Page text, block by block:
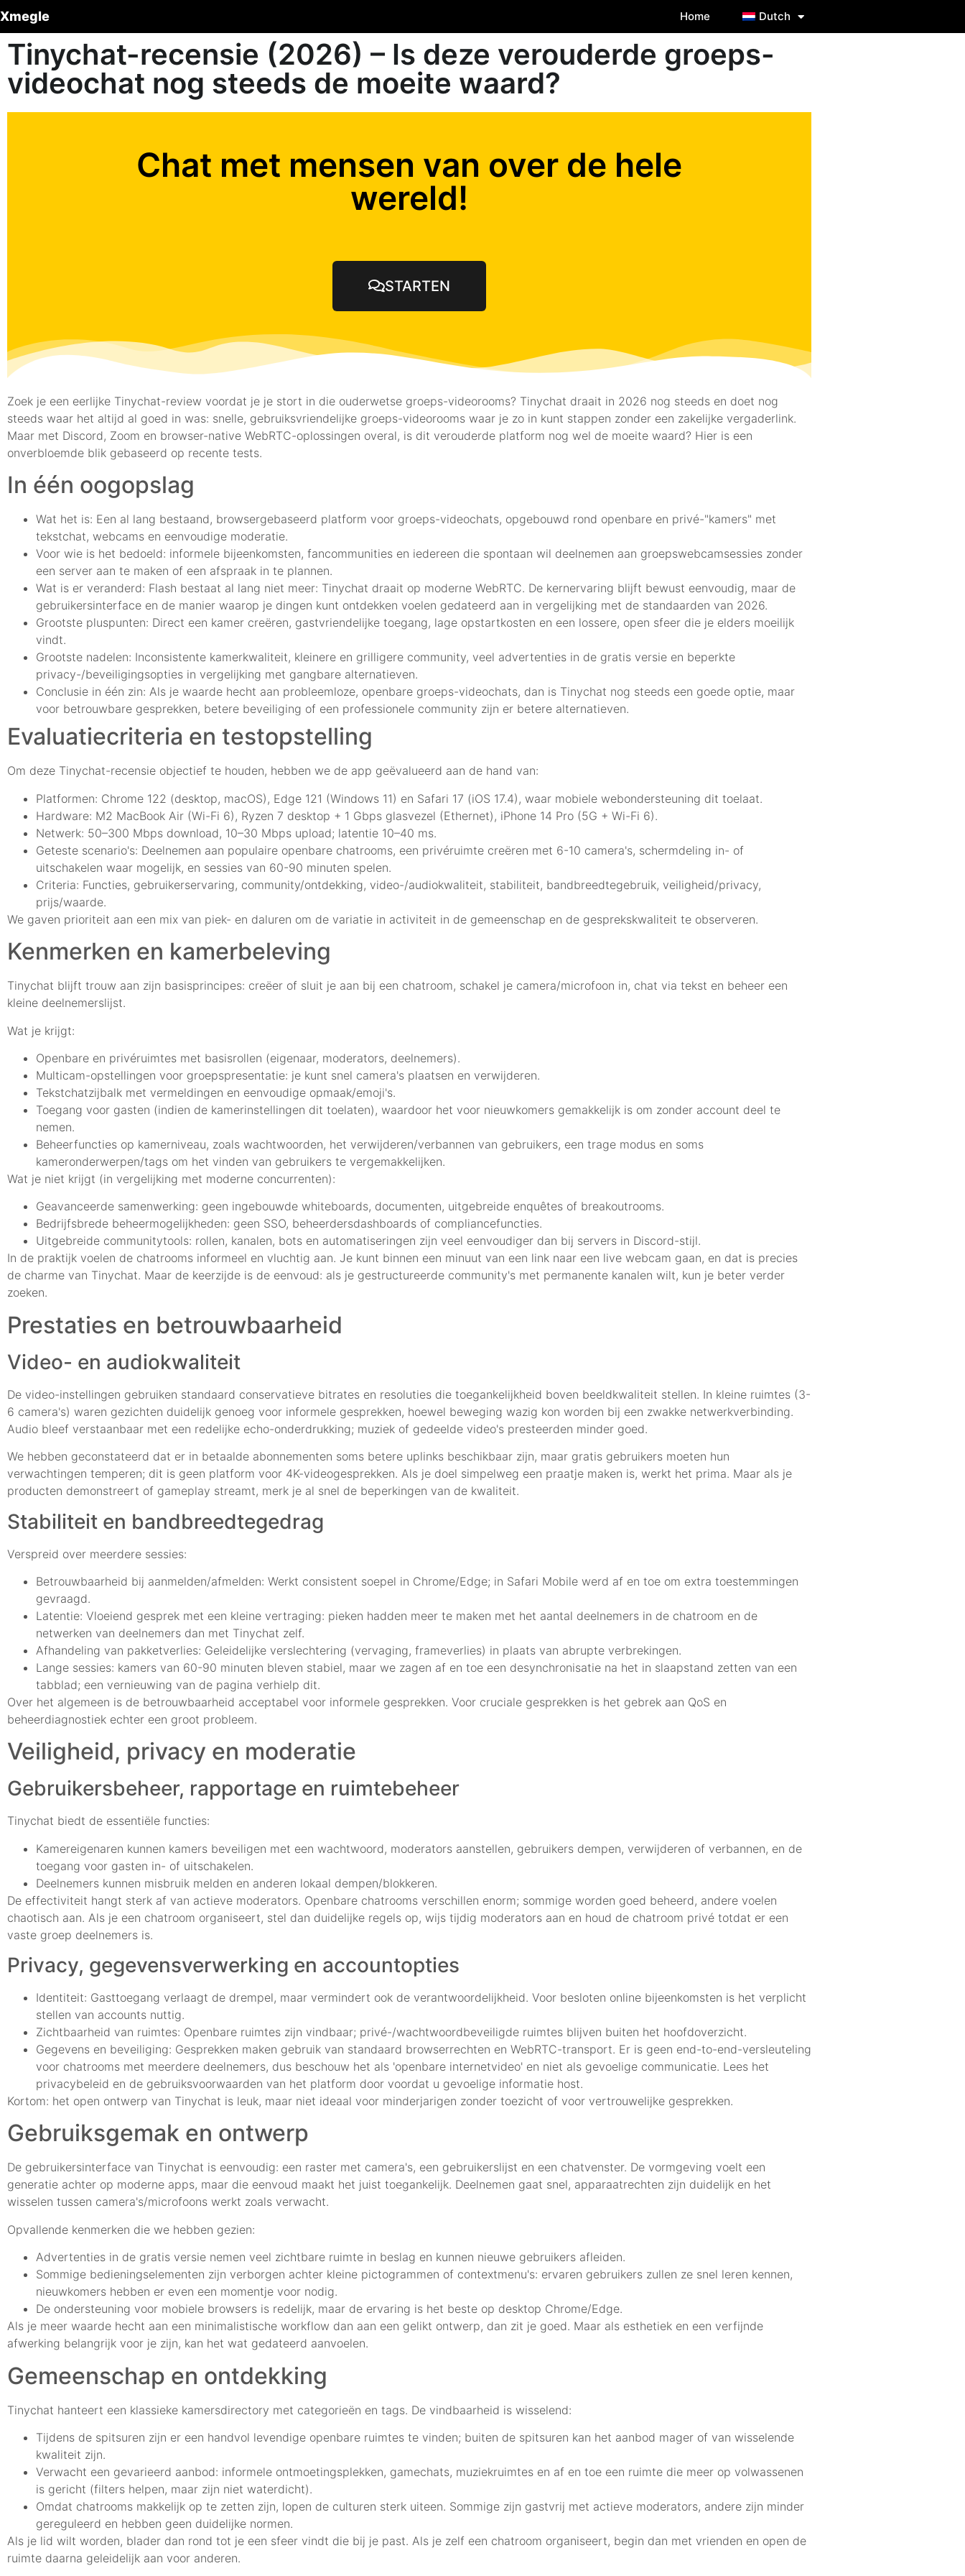
Xmegle Home Dutch
Tinychat-recensie (2026) – Is deze verouderde groeps-
videochat nog steeds de moeite waard?
Chat met mensen van over de hele
wereld!
STARTEN
Zoek je een eerlijke Tinychat-review voordat je je stort in die ouderwetse groeps-videorooms? Tinychat draait in 2026 nog steeds en doet nog
steeds waar het altijd al goed in was: snelle, gebruiksvriendelijke groeps-videorooms waar je zo in kunt stappen zonder een zakelijke vergaderlink.
Maar met Discord, Zoom en browser-native WebRTC-oplossingen overal, is dit verouderde platform nog wel de moeite waard? Hier is een
onverbloemde blik gebaseerd op recente tests.
In één oogopslag
Wat het is: Een al lang bestaand, browsergebaseerd platform voor groeps-videochats, opgebouwd rond openbare en privé-"kamers" met
tekstchat, webcams en eenvoudige moderatie.
Voor wie is het bedoeld: informele bijeenkomsten, fancommunities en iedereen die spontaan wil deelnemen aan groepswebcamsessies zonder
een server aan te maken of een afspraak in te plannen.
Wat is er veranderd: Flash bestaat al lang niet meer: Tinychat draait op moderne WebRTC. De kernervaring blijft bewust eenvoudig, maar de
gebruikersinterface en de manier waarop je dingen kunt ontdekken voelen gedateerd aan in vergelijking met de standaarden van 2026.
Grootste pluspunten: Direct een kamer creëren, gastvriendelijke toegang, lage opstartkosten en een lossere, open sfeer die je elders moeilijk
vindt.
Grootste nadelen: Inconsistente kamerkwaliteit, kleinere en grilligere community, veel advertenties in de gratis versie en beperkte
privacy-/beveiligingsopties in vergelijking met gangbare alternatieven.
Conclusie in één zin: Als je waarde hecht aan probleemloze, openbare groeps-videochats, dan is Tinychat nog steeds een goede optie, maar
voor betrouwbare gesprekken, betere beveiliging of een professionele community zijn er betere alternatieven.
Evaluatiecriteria en testopstelling
Om deze Tinychat-recensie objectief te houden, hebben we de app geëvalueerd aan de hand van:
Platformen: Chrome 122 (desktop, macOS), Edge 121 (Windows 11) en Safari 17 (iOS 17.4), waar mobiele webondersteuning dit toelaat.
Hardware: M2 MacBook Air (Wi-Fi 6), Ryzen 7 desktop + 1 Gbps glasvezel (Ethernet), iPhone 14 Pro (5G + Wi-Fi 6).
Netwerk: 50–300 Mbps download, 10–30 Mbps upload; latentie 10–40 ms.
Geteste scenario's: Deelnemen aan populaire openbare chatrooms, een privéruimte creëren met 6-10 camera's, schermdeling in- of
uitschakelen waar mogelijk, en sessies van 60-90 minuten spelen.
Criteria: Functies, gebruikerservaring, community/ontdekking, video-/audiokwaliteit, stabiliteit, bandbreedtegebruik, veiligheid/privacy,
prijs/waarde.
We gaven prioriteit aan een mix van piek- en daluren om de variatie in activiteit in de gemeenschap en de gesprekskwaliteit te observeren.
Kenmerken en kamerbeleving
Tinychat blijft trouw aan zijn basisprincipes: creëer of sluit je aan bij een chatroom, schakel je camera/microfoon in, chat via tekst en beheer een
kleine deelnemerslijst.
Wat je krijgt:
Openbare en privéruimtes met basisrollen (eigenaar, moderators, deelnemers).
Multicam-opstellingen voor groepspresentatie: je kunt snel camera's plaatsen en verwijderen.
Tekstchatzijbalk met vermeldingen en eenvoudige opmaak/emoji's.
Toegang voor gasten (indien de kamerinstellingen dit toelaten), waardoor het voor nieuwkomers gemakkelijk is om zonder account deel te
nemen.
Beheerfuncties op kamerniveau, zoals wachtwoorden, het verwijderen/verbannen van gebruikers, een trage modus en soms
kameronderwerpen/tags om het vinden van gebruikers te vergemakkelijken.
Wat je niet krijgt (in vergelijking met moderne concurrenten):
Geavanceerde samenwerking: geen ingebouwde whiteboards, documenten, uitgebreide enquêtes of breakoutrooms.
Bedrijfsbrede beheermogelijkheden: geen SSO, beheerdersdashboards of compliancefuncties.
Uitgebreide communitytools: rollen, kanalen, bots en automatiseringen zijn veel eenvoudiger dan bij servers in Discord-stijl.
In de praktijk voelen de chatrooms informeel en vluchtig aan. Je kunt binnen een minuut van een link naar een live webcam gaan, en dat is precies
de charme van Tinychat. Maar de keerzijde is de eenvoud: als je gestructureerde community's met permanente kanalen wilt, kun je beter verder
zoeken.
Prestaties en betrouwbaarheid
Video- en audiokwaliteit
De video-instellingen gebruiken standaard conservatieve bitrates en resoluties die toegankelijkheid boven beeldkwaliteit stellen. In kleine ruimtes (3-
6 camera's) waren gezichten duidelijk genoeg voor informele gesprekken, hoewel beweging wazig kon worden bij een zwakke netwerkverbinding.
Audio bleef verstaanbaar met een redelijke echo-onderdrukking; muziek of gedeelde video's presteerden minder goed.
We hebben geconstateerd dat er in betaalde abonnementen soms betere uplinks beschikbaar zijn, maar gratis gebruikers moeten hun
verwachtingen temperen; dit is geen platform voor 4K-videogesprekken. Als je doel simpelweg een praatje maken is, werkt het prima. Maar als je
producten demonstreert of gameplay streamt, merk je al snel de beperkingen van de kwaliteit.
Stabiliteit en bandbreedtegedrag
Verspreid over meerdere sessies:
Betrouwbaarheid bij aanmelden/afmelden: Werkt consistent soepel in Chrome/Edge; in Safari Mobile werd af en toe om extra toestemmingen
gevraagd.
Latentie: Vloeiend gesprek met een kleine vertraging: pieken hadden meer te maken met het aantal deelnemers in de chatroom en de
netwerken van deelnemers dan met Tinychat zelf.
Afhandeling van pakketverlies: Geleidelijke verslechtering (vervaging, frameverlies) in plaats van abrupte verbrekingen.
Lange sessies: kamers van 60-90 minuten bleven stabiel, maar we zagen af en toe een desynchronisatie na het in slaapstand zetten van een
tabblad; een vernieuwing van de pagina verhielp dit.
Over het algemeen is de betrouwbaarheid acceptabel voor informele gesprekken. Voor cruciale gesprekken is het gebrek aan QoS en
beheerdiagnostiek echter een groot probleem.
Veiligheid, privacy en moderatie
Gebruikersbeheer, rapportage en ruimtebeheer
Tinychat biedt de essentiële functies:
Kamereigenaren kunnen kamers beveiligen met een wachtwoord, moderators aanstellen, gebruikers dempen, verwijderen of verbannen, en de
toegang voor gasten in- of uitschakelen.
Deelnemers kunnen misbruik melden en anderen lokaal dempen/blokkeren.
De effectiviteit hangt sterk af van actieve moderators. Openbare chatrooms verschillen enorm; sommige worden goed beheerd, andere voelen
chaotisch aan. Als je een chatroom organiseert, stel dan duidelijke regels op, wijs tijdig moderators aan en houd de chatroom privé totdat er een
vaste groep deelnemers is.
Privacy, gegevensverwerking en accountopties
Identiteit: Gasttoegang verlaagt de drempel, maar vermindert ook de verantwoordelijkheid. Voor besloten online bijeenkomsten is het verplicht
stellen van accounts nuttig.
Zichtbaarheid van ruimtes: Openbare ruimtes zijn vindbaar; privé-/wachtwoordbeveiligde ruimtes blijven buiten het hoofdoverzicht.
Gegevens en beveiliging: Gesprekken maken gebruik van standaard browserrechten en WebRTC-transport. Er is geen end-to-end-versleuteling
voor chatrooms met meerdere deelnemers, dus beschouw het als 'openbare internetvideo' en niet als gevoelige communicatie. Lees het
privacybeleid en de gebruiksvoorwaarden van het platform door voordat u gevoelige informatie host.
Kortom: het open ontwerp van Tinychat is leuk, maar niet ideaal voor minderjarigen zonder toezicht of voor vertrouwelijke gesprekken.
Gebruiksgemak en ontwerp
De gebruikersinterface van Tinychat is eenvoudig: een raster met camera's, een gebruikerslijst en een chatvenster. De vormgeving voelt een
generatie achter op moderne apps, maar die eenvoud maakt het juist toegankelijk. Deelnemen gaat snel, apparaatrechten zijn duidelijk en het
wisselen tussen camera's/microfoons werkt zoals verwacht.
Opvallende kenmerken die we hebben gezien:
Advertenties in de gratis versie nemen veel zichtbare ruimte in beslag en kunnen nieuwe gebruikers afleiden.
Sommige bedieningselementen zijn verborgen achter kleine pictogrammen of contextmenu's: ervaren gebruikers zullen ze snel leren kennen,
nieuwkomers hebben er even een momentje voor nodig.
De ondersteuning voor mobiele browsers is redelijk, maar de ervaring is het beste op desktop Chrome/Edge.
Als je meer waarde hecht aan een minimalistische workflow dan aan een gelikt ontwerp, dan zit je goed. Maar als esthetiek en een verfijnde
afwerking belangrijk voor je zijn, kan het wat gedateerd aanvoelen.
Gemeenschap en ontdekking
Tinychat hanteert een klassieke kamersdirectory met categorieën en tags. De vindbaarheid is wisselend:
Tijdens de spitsuren zijn er een handvol levendige openbare ruimtes te vinden; buiten de spitsuren kan het aanbod mager of van wisselende
kwaliteit zijn.
Verwacht een gevarieerd aanbod: informele ontmoetingsplekken, gamechats, muziekruimtes en af en toe een ruimte die meer op volwassenen
is gericht (filters helpen, maar zijn niet waterdicht).
Omdat chatrooms makkelijk op te zetten zijn, lopen de culturen sterk uiteen. Sommige zijn gastvrij met actieve moderators, andere zijn minder
gereguleerd en hebben geen duidelijke normen.
Als je lid wilt worden, blader dan rond tot je een sfeer vindt die bij je past. Als je zelf een chatroom organiseert, begin dan met vrienden en open de
ruimte daarna geleidelijk aan voor anderen.